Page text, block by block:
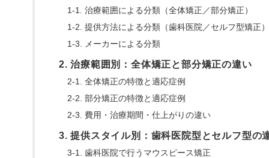
1-1. 治療範囲による分類（全体矯正／部分矯正）
1-2. 提供方法による分類（歯科医院／セルフ型矯正）
1-3. メーカーによる分類
2. 治療範囲別：全体矯正と部分矯正の違い
2-1. 全体矯正の特徴と適応症例
2-2. 部分矯正の特徴と適応症例
2-3. 費用・治療期間・仕上がりの違い
3. 提供スタイル別：歯科医院型とセルフ型の
3-1. 歯科医院で行うマウスピース矯正